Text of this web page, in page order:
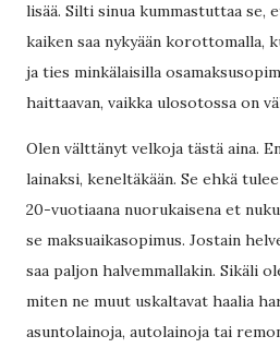
lisää. Silti sinua kummastuttaa
kaiken saa nykyään korottomalla,
ja ties minkälaisilla
haittaavan, vaikka ulosotossa on
Olen välttänyt velkoja tästä aina.
lainaksi, keneltäkään. Se ehkä
20-vuotiaana nuorukaisena et
se maksuaikasopimus. Jostain
saa paljon halvemmallakin. Sikäli
miten ne muut uskaltavat haalia
asuntolainoja, autolainoja tai